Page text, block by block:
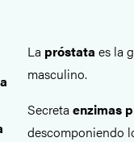
La próstata es la
masculino.
Secreta enzimas
descomponiendo